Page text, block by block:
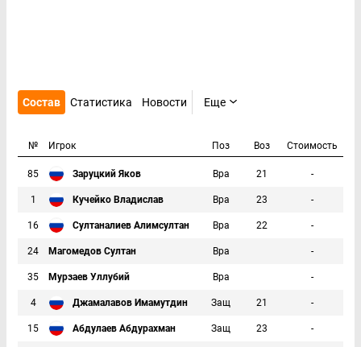
Состав Статистика Новости Еще
№ Игрок Поз Воз Стоимость
85 Заруцкий Яков Вра 21 -
1 Кучейко Владислав Вра 23 -
16 Султаналиев Алимсултан Вра 22 -
24 Магомедов Султан Вра -
35 Мурзаев Уллубий Вра -
4 Джамалавов Имамутдин Защ 21 -
15 Абдулаев Абдурахман Защ 23 -